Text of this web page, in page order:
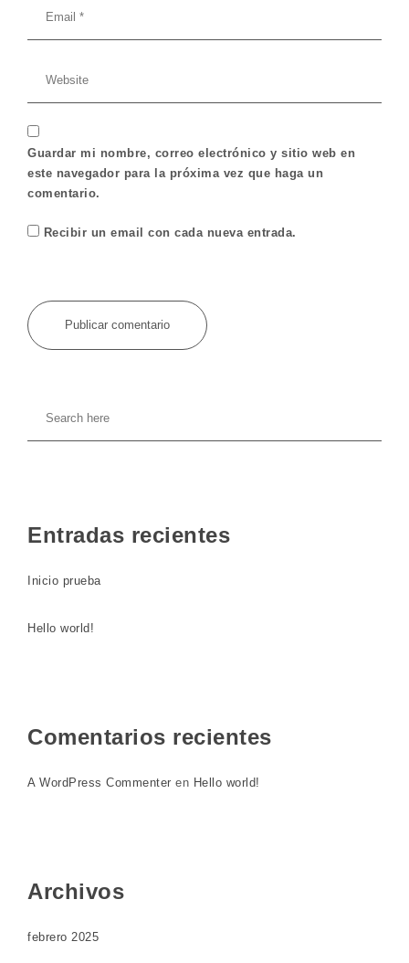
Guardar mi nombre, correo electrónico y sitio web en
este navegador para la próxima vez que haga un
comentario.
Recibir un email con cada nueva entrada.
Entradas recientes
Inicio prueba
Hello world!
Comentarios recientes
A WordPress Commenter en Hello world!
Archivos
febrero 2025